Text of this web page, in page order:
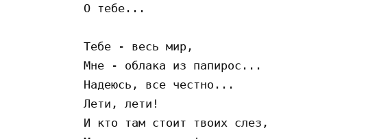
О тебе...
Тебе - весь мир,
Мне - облака из папирос...
Надеюсь, все честно...
Лети, лети!
И кто там стоит твоих слез,